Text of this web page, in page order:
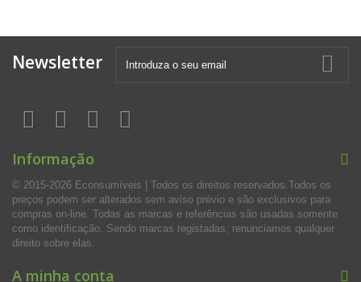
Newsletter
Informação
© 2015-2026 Econsumíveis | Todos os direitos reservados.Todos os
preços podem ser alterados sem aviso prévio e são exclusivos para
compras on-line. Todas as marcas e referências são usadas somente
como identificação. Sendo marcas registadas, renunciamos qualquer
direito sobre elas.
A minha conta